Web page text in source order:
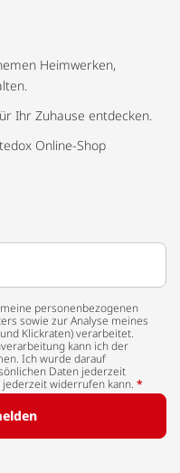
Heimwerken,
Ihr Zuhause entdecken.
Online-Shop
personenbezogenen
sowie zur Analyse meines
Klickraten) verarbeitet.
kann ich der
Ich wurde darauf
Daten jederzeit
widerrufen kann. *